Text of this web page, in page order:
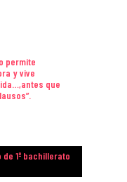
permite
y vive
que
1º bachillerato